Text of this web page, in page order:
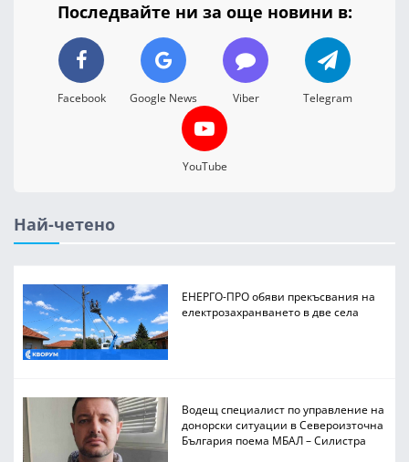
Последвайте ни за още новини в:
Facebook Google News Viber Telegram
YouTube
Най-четено
ЕНЕРГО-ПРО обяви прекъсвания на
електрозахранването в две села
Водещ специалист по управление на
донорски ситуации в Североизточна
България поема МБАЛ – Силистра